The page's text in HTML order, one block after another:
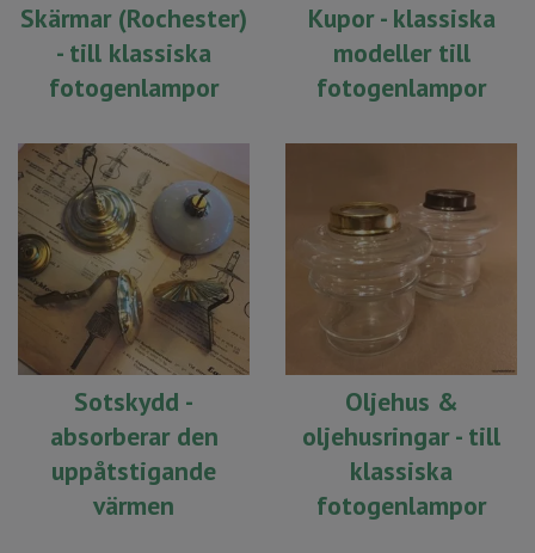
Skärmar (Rochester)
- till klassiska
fotogenlampor
Kupor - klassiska
modeller till
fotogenlampor
Sotskydd -
absorberar den
uppåtstigande
värmen
Oljehus &
oljehusringar - till
klassiska
fotogenlampor